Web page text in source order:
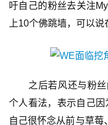
吁自己的粉丝去关注
上10个佛跳墙，可以说
之后若风还与粉丝
个人看法，表示自己
自己很怀念从前与草